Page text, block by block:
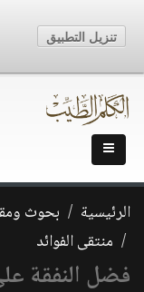
الرئيسية بحوث
منتقى الفوائد
فضل النفقة
تنزيل التطبيق